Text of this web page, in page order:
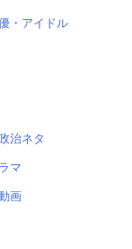
・アイドル
治ネタ
マ
画